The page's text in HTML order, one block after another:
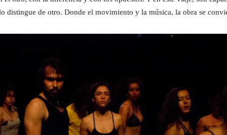
distingue de otro. Donde el movimiento y la música, la obra se